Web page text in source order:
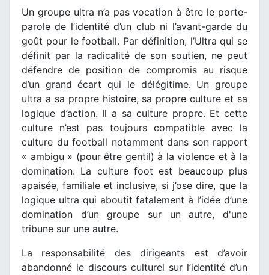
Un groupe ultra n’a pas vocation à être le porte-
parole de l’identité d’un club ni l’avant-garde du
goût pour le football. Par définition, l’Ultra qui se
définit par la radicalité de son soutien, ne peut
défendre de position de compromis au risque
d’un grand écart qui le délégitime. Un groupe
ultra a sa propre histoire, sa propre culture et sa
logique d’action. Il a sa culture propre. Et cette
culture n’est pas toujours compatible avec la
culture du football notamment dans son rapport
« ambigu » (pour être gentil) à la violence et à la
domination. La culture foot est beaucoup plus
apaisée, familiale et inclusive, si j’ose dire, que la
logique ultra qui aboutit fatalement à l’idée d’une
domination d’un groupe sur un autre, d'une
tribune sur une autre.
La responsabilité des dirigeants est d’avoir
abandonné le discours culturel sur l’identité d’un